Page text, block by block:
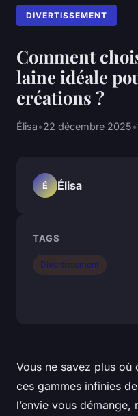
DIVERTISSEMENT
Comment
laine idéale
créations ?
Élisa•22 décembre 2025•
Vous ne savez plus
ces gammes infinies
l’envie vous
É Élisa
TAGS
Divertissement